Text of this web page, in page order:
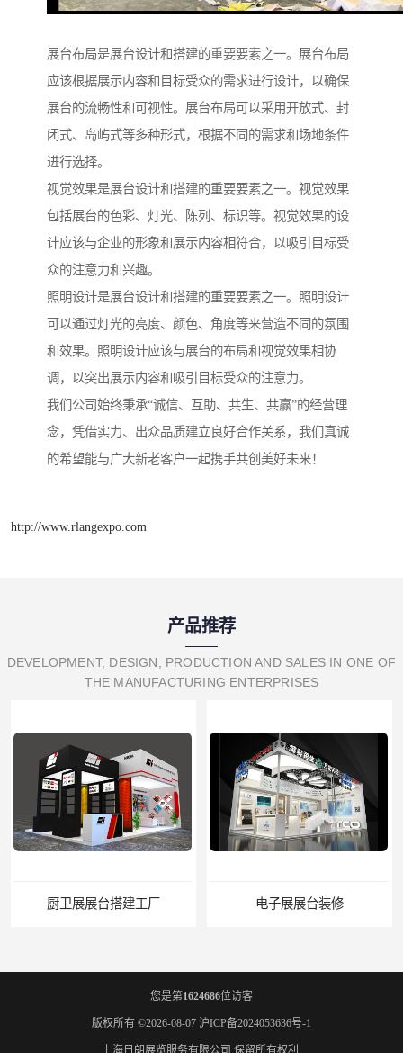
展台布局是展台设计和搭建的重要要素之一。展台布局
应该根据展示内容和目标受众的需求进行设计，以确保
展台的流畅性和可视性。展台布局可以采用开放式、封
闭式、岛屿式等多种形式，根据不同的需求和场地条件
进行选择。
视觉效果是展台设计和搭建的重要要素之一。视觉效果
包括展台的色彩、灯光、陈列、标识等。视觉效果的设
计应该与企业的形象和展示内容相符合，以吸引目标受
众的注意力和兴趣。
照明设计是展台设计和搭建的重要要素之一。照明设计
可以通过灯光的亮度、颜色、角度等来营造不同的氛围
和效果。照明设计应该与展台的布局和视觉效果相协
调，以突出展示内容和吸引目标受众的注意力。
我们公司始终秉承“诚信、互助、共生、共赢”的经营理
念，凭借实力、出众品质建立良好合作关系，我们真诚
的希望能与广大新老客户一起携手共创美好未来！
http://www.rlangexpo.com
产品推荐
DEVELOPMENT, DESIGN, PRODUCTION AND SALES IN ONE OF
THE MANUFACTURING ENTERPRISES
电子展展台装修 宝马展展台制作
您是第1624686位访客
版权所有 ©2026-08-07 沪ICP备2024053636号-1
上海日朗展览服务有限公司 保留所有权利.